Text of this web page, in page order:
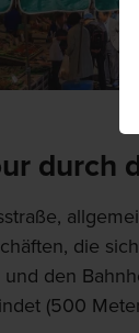
durch
die
den
(500